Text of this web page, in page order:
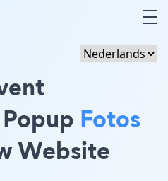
Fotos
Website